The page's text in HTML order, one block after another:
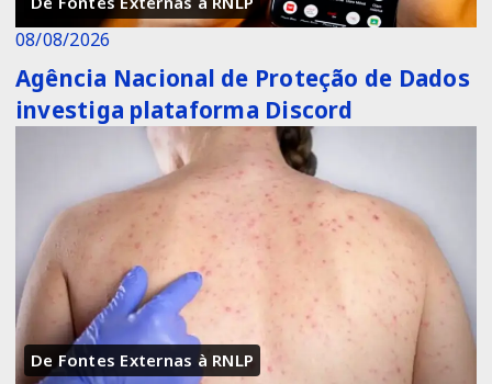
08/08/2026
Agência Nacional de Proteção de Dados
investiga plataforma Discord
De Fontes Externas à RNLP